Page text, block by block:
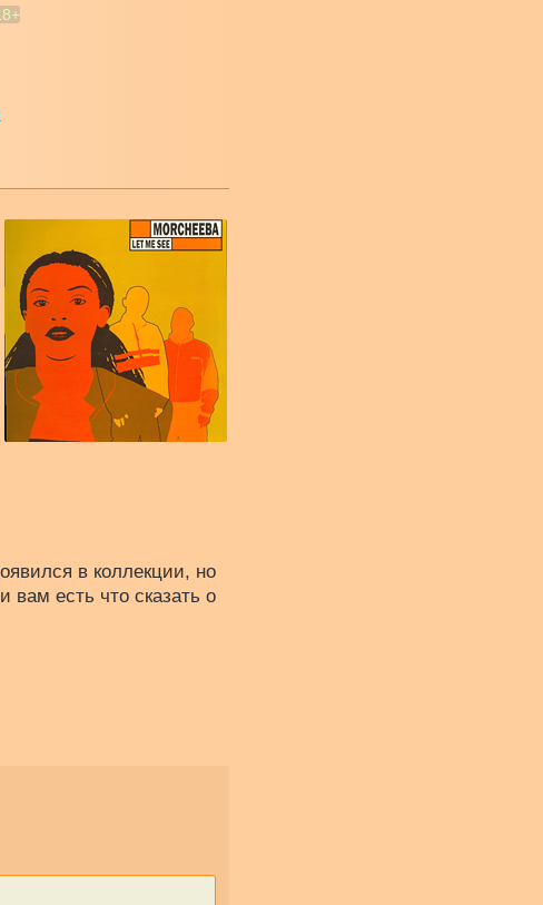
в коллекции, но
вам есть что сказать о